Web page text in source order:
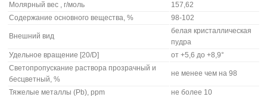
Молярный вес , г/моль
157,62
Содержание основного вещества, %
98-102
Внешний вид
белая кристаллическая
пудра
Удельное вращение [20/D]
от +5,6 до +8,9°
Светопропускание раствора прозрачный и
бесцветный, %
не менее чем на 98
Тяжелые металлы (Pb), ppm
не более 10